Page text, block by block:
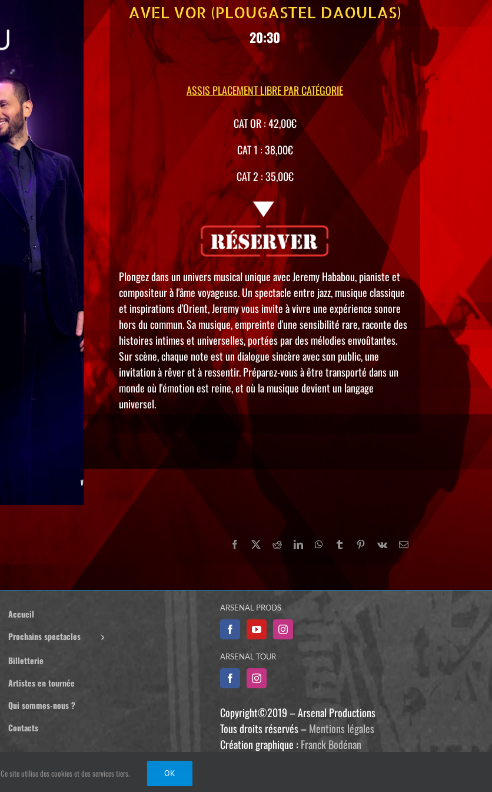
AVEL VOR (PLOUGASTEL DAOULAS)
20:30
ASSIS PLACEMENT LIBRE PAR CATÉGORIE
CAT OR : 42,00€
CAT 1 : 38,00€
CAT 2 : 35,00€
Plongez dans un univers musical unique avec Jeremy Hababou, pianiste et
compositeur à l'âme voyageuse. Un spectacle entre jazz, musique classique
et inspirations d'Orient, Jeremy vous invite à vivre une expérience sonore
hors du commun. Sa musique, empreinte d'une sensibilité rare, raconte des
histoires intimes et universelles, portées par des mélodies envoûtantes.
Sur scène, chaque note est un dialogue sincère avec son public, une
invitation à rêver et à ressentir. Préparez-vous à être transporté dans un
monde où l'émotion est reine, et où la musique devient un langage
universel.
Facebook RedditLinkedInWhatsApp
Tumblr Pinterest
Vk Email
Accueil
Prochains spectacles
Billetterie
Artistes en tournée
Qui sommes-nous ?
Contacts
ARSENAL PRODS
ARSENAL TOUR
Copyright©2019 – Arsenal Productions
Tous droits réservés –Mentions légales
Création graphique : Franck Bodénan
Ce site utilise des cookies et des services tiers. OK